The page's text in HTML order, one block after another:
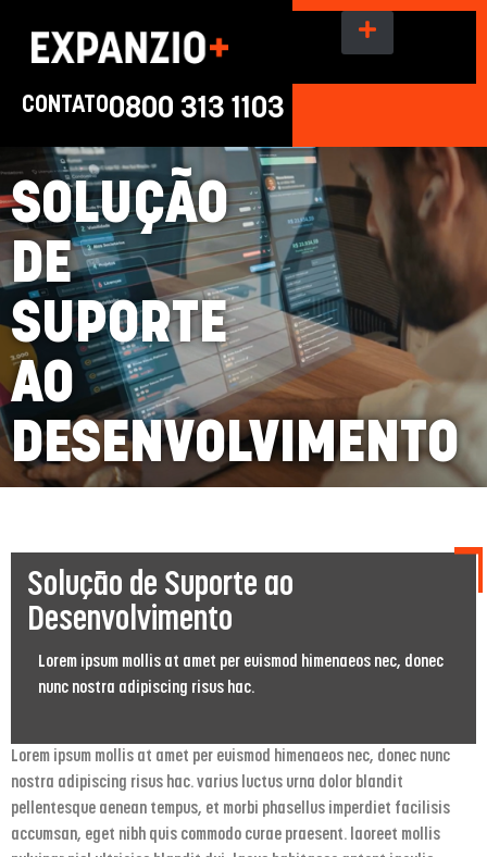
CONTATO0800 313 1103
SOLUÇÃO
DE
SUPORTE
AO
DESENVOLVIMENTO
Solução de Suporte ao
Desenvolvimento
Lorem ipsum mollis at amet per euismod himenaeos nec, donec
nunc nostra adipiscing risus hac.
Lorem ipsum mollis at amet per euismod himenaeos nec, donec nunc
nostra adipiscing risus hac. varius luctus urna dolor blandit
pellentesque aenean tempus, et morbi phasellus imperdiet facilisis
accumsan, eget nibh quis commodo curae praesent. laoreet mollis